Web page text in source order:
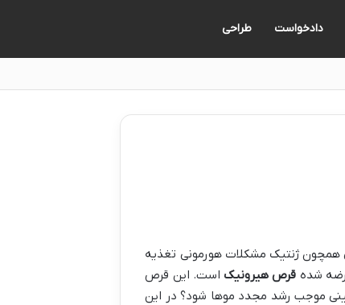
دادخواست طراحی
همچون ژنتیک مشکلات هورمونی تغذیه
شده قرص هیرونیک است. این قرص
موجب رشد مجدد موها شود؟ در این